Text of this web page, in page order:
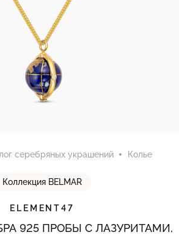
серебряных украшений Колье
Коллекция BELMAR
ELEMENT47
925 ПРОБЫ С ЛАЗУРИТАМИ,